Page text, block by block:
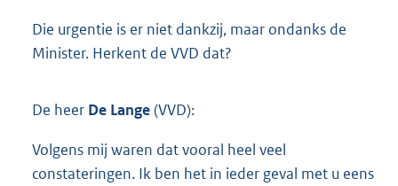
Die urgentie is er niet dankzij, maar ondanks de
Minister. Herkent de VVD dat?
De heer De Lange(VVD):
Volgens mij waren dat vooral heel veel
constateringen. Ik ben het in ieder geval met u eens